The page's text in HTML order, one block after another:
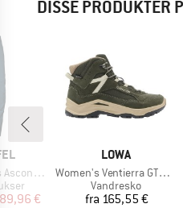
DISSE PRODUKTER
Zip Off
pris
89,96 €
MÆRKE
LOWA
Artikel
Women's Ventierra GTX QC
Produktgruppe
Vandresko
Pris
fra 165,55 €